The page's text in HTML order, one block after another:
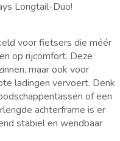
Longtail-Duo!
voor fietsers die méér
op rijcomfort. Deze
maar ook voor
ladingen vervoert. Denk
of een
achterframe is er
stabiel en wendbaar